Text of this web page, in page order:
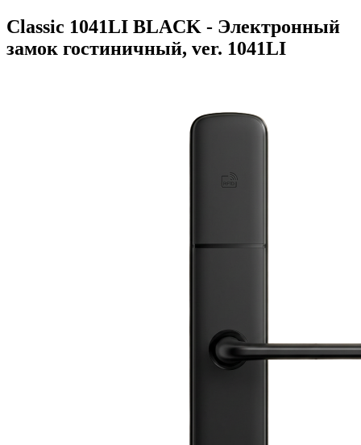
Classic 1041LI BLACK - Электронный
замок гостиничный, ver. 1041LI